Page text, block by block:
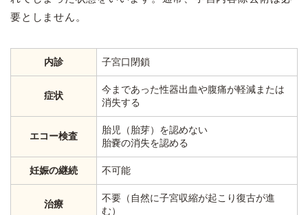
要としません。
内診 子宮口閉鎖
症状
今まであった性器出血や腹痛が軽減または
消失する
エコー検査
胎児（胎芽）を認めない
胎嚢の消失を認める
妊娠の継続 不可能
治療
不要（自然に子宮収縮が起こり復古が進
む）